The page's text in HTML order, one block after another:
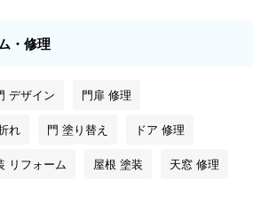
・修理
デザイン 門扉 修理
れ 門 塗り替え ドア 修理
リフォーム 屋根 塗装 天窓 修理